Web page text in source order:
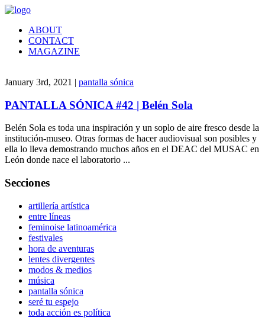
ABOUT
CONTACT
MAGAZINE
January 3rd, 2021 | pantalla sónica
PANTALLA SÓNICA #42 | Belén Sola
Belén Sola es toda una inspiración y un soplo de aire fresco desde la
institución-museo. Otras formas de hacer audiovisual son posibles y
ella lo lleva demostrando muchos años en el DEAC del MUSAC en
León donde nace el laboratorio ...
Secciones
artillería artística
entre líneas
feminoise latinoamérica
festivales
hora de aventuras
lentes divergentes
modos & medios
música
pantalla sónica
seré tu espejo
toda acción es política